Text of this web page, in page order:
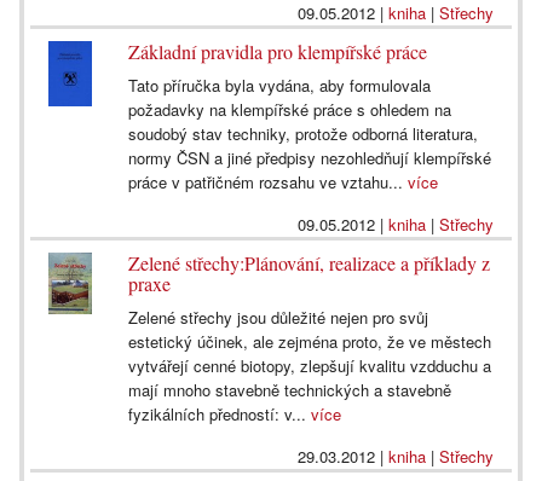
09.05.2012| kniha| Střechy
Základní pravidla pro klempířské práce
Tato příručka byla vydána, aby formulovala
požadavky na klempířské práce s ohledem na
soudobý stav techniky, protože odborná literatura,
normy ČSN a jiné předpisy nezohledňují klempířské
práce v patřičném rozsahu ve vztahu...více
09.05.2012| kniha| Střechy
Zelené střechy:Plánování, realizace a příklady z
praxe
Zelené střechy jsou důležité nejen pro svůj
estetický účinek, ale zejména proto, že ve městech
vytvářejí cenné biotopy, zlepšují kvalitu vzdduchu a
mají mnoho stavebně technických a stavebně
fyzikálních předností: v...více
29.03.2012| kniha| Střechy